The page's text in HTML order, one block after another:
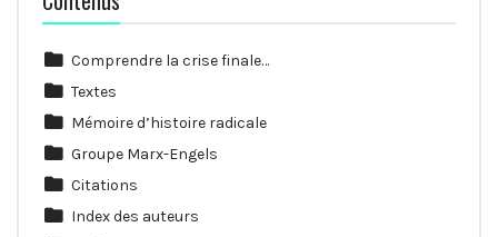
Comprendre la crise finale…
Textes
Mémoire d’histoire radicale
Groupe Marx-Engels
Citations
Index des auteurs